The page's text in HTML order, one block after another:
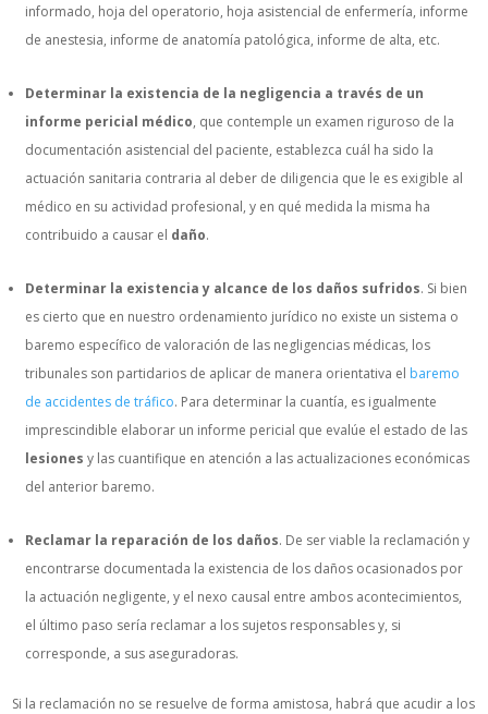
informado, hoja del operatorio, hoja asistencial de enfermería, informe
de anestesia, informe de anatomía patológica, informe de alta, etc.
Determinar la existencia de la negligencia a través de un
informe pericial médico, que contemple un examen riguroso de la
documentación asistencial del paciente, establezca cuál ha sido la
actuación sanitaria contraria al deber de diligencia que le es exigible al
médico en su actividad profesional, y en qué medida la misma ha
contribuido a causar el daño.
Determinar la existencia y alcance de los daños sufridos. Si bien
es cierto que en nuestro ordenamiento jurídico no existe un sistema o
baremo específico de valoración de las negligencias médicas, los
tribunales son partidarios de aplicar de manera orientativa el baremo
de accidentes de tráfico. Para determinar la cuantía, es igualmente
imprescindible elaborar un informe pericial que evalúe el estado de las
lesionesy las cuantifique en atención a las actualizaciones económicas
del anterior baremo.
Reclamar la reparación de los daños. De ser viable la reclamación y
encontrarse documentada la existencia de los daños ocasionados por
la actuación negligente, y el nexo causal entre ambos acontecimientos,
el último paso sería reclamar a los sujetos responsables y, si
corresponde, a sus aseguradoras.
Si la reclamación no se resuelve de forma amistosa, habrá que acudir a los